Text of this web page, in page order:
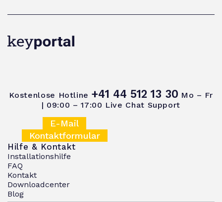
Kostenlose Hotline +41 44 512 13 30 Mo – Fr
| 09:00 – 17:00 Live Chat Support
E-Mail
Kontaktformular
Hilfe & Kontakt
Installationshilfe
FAQ
Kontakt
Downloadcenter
Blog